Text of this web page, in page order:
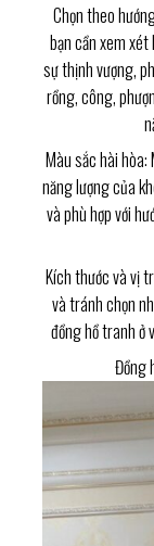
Chọn theo
bạn cần xem
sự thịnh vượng,
rồng, công,
Màu sắc hài
năng lượng của
và phù hợp với
Kích thước và vị
và tránh chọn
đồng hồ tranh ở
Đồng